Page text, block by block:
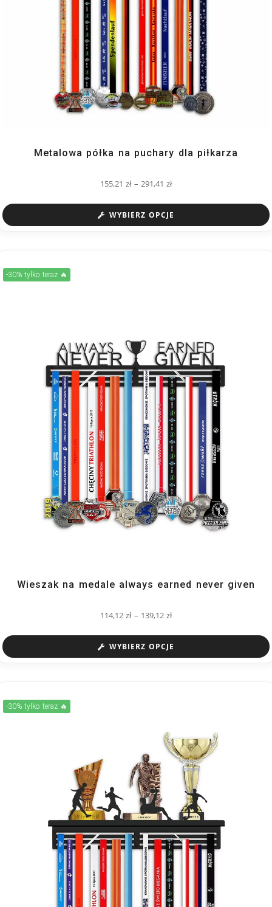
Metalowa półka na puchary dla piłkarza
155,21zł – 291,41zł
WYBIERZ OPCJE
-30% tylko teraz 🔥
Wieszak na medale always earned never given
114,12zł – 139,12zł
WYBIERZ OPCJE
-30% tylko teraz 🔥